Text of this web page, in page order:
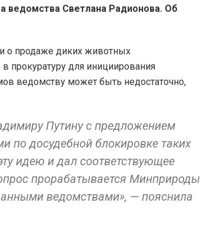
ведомства Светлана Радионова. Об
о продаже диких животных
прокуратуру для инициирования
ведомству может быть недостаточно,
Путину с предложением
по досудебной блокировке таких
идею и дал соответствующее
прорабатывается Минприроды
ведомствами», — пояснила